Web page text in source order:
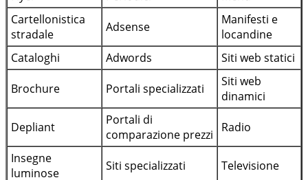
Cartellonistica
stradale
Adsense
Manifesti e
locandine
Cataloghi
Adwords Siti web statici
Brochure Portali specializzati
Siti web
dinamici
Depliant
Portali di
comparazione prezzi
Radio
Insegne
luminose
Siti specializzati Televisione